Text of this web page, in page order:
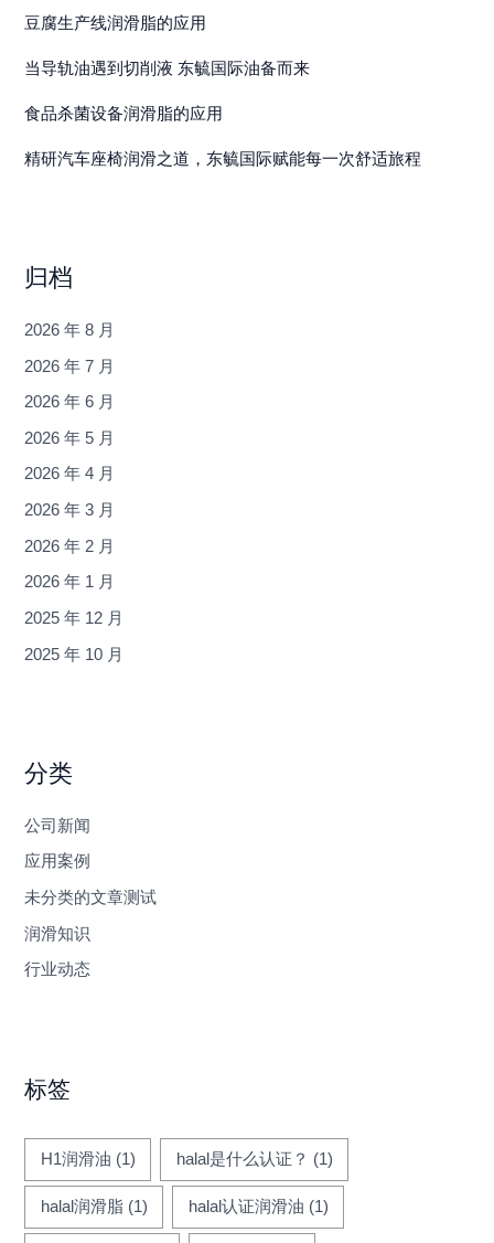
豆腐生产线润滑脂的应用
当导轨油遇到切削液 东毓国际油备而来
食品杀菌设备润滑脂的应用
精研汽车座椅润滑之道，东毓国际赋能每一次舒适旅程
归档
2026 年 8 月
2026 年 7 月
2026 年 6 月
2026 年 5 月
2026 年 4 月
2026 年 3 月
2026 年 2 月
2026 年 1 月
2025 年 12 月
2025 年 10 月
分类
公司新闻
应用案例
未分类的文章测试
润滑知识
行业动态
标签
H1润滑油 (1) halal是什么认证？ (1)
halal润滑脂 (1) halal认证润滑油 (1)